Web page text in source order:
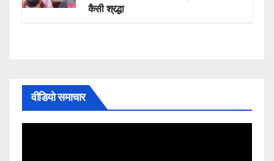
कैसी श्रद्धा
वीडियो समाचार